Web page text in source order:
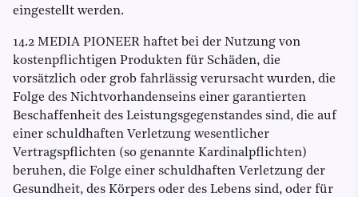
eingestellt werden.
14.2 MEDIA PIONEER haftet bei der Nutzung von
kostenpflichtigen Produkten für Schäden, die
vorsätzlich oder grob fahrlässig verursacht wurden, die
Folge des Nichtvorhandenseins einer garantierten
Beschaffenheit des Leistungsgegenstandes sind, die auf
einer schuldhaften Verletzung wesentlicher
Vertragspflichten (so genannte Kardinalpflichten)
beruhen, die Folge einer schuldhaften Verletzung der
Gesundheit, des Körpers oder des Lebens sind, oder für